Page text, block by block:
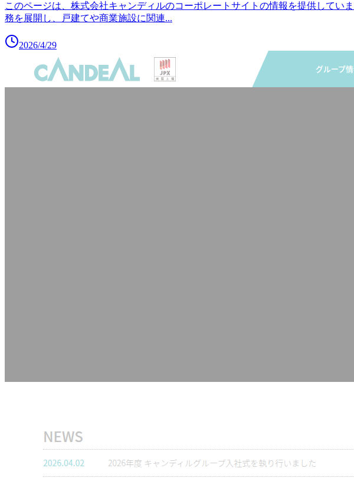
このページは、株式会社キャンディルのコーポレートサイトの情報を提供して
務を展開し、戸建てや商業施設に関連...
2026/4/29